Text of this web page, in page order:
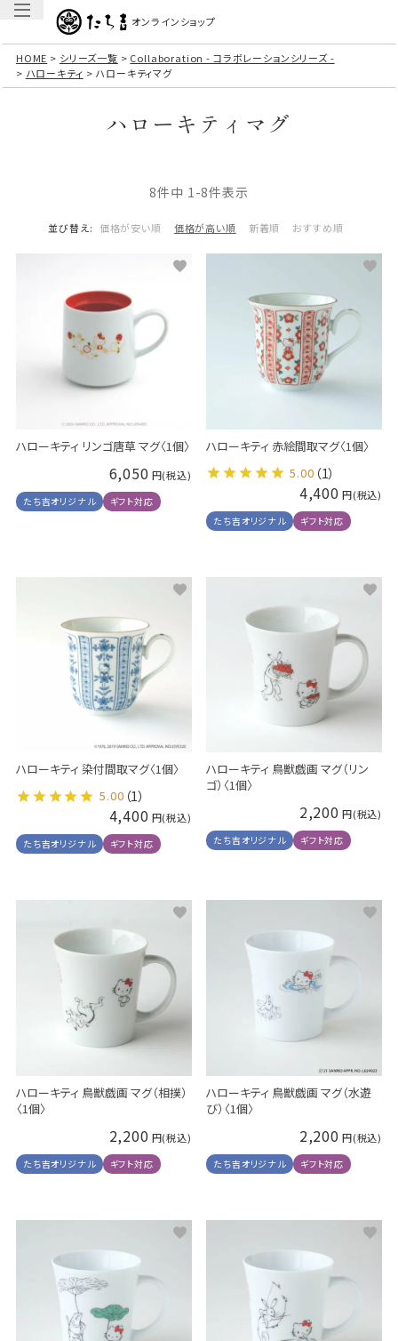
オンラインショップ
HOME シリーズ一覧
Collaboration - コラボレーションシリーズ -
ハローキティ
ハローキティマグ
ハローキティマグ
並び替え 価格が安い順 価格が高い順 新着順 おすすめ順
8件中 1 -8件表示
ハローキティ リンゴ唐草 マグ〈1個〉
6,050
たち吉オリジナル ギフト対応
ハローキティ 赤絵間取マグ〈1個〉
5.00 （1）
4,400
たち吉オリジナル ギフト対応
ハローキティ 染付間取マグ〈1個〉
5.00 （1）
4,400
たち吉オリジナル ギフト対応
ハローキティ 鳥獣戯画 マグ（リン
ゴ）〈1個〉
2,200
たち吉オリジナル ギフト対応
ハローキティ 鳥獣戯画 マグ（相撲）
〈1個〉
2,200
たち吉オリジナル ギフト対応
ハローキティ 鳥獣戯画 マグ（水遊
び）〈1個〉
2,200
たち吉オリジナル ギフト対応